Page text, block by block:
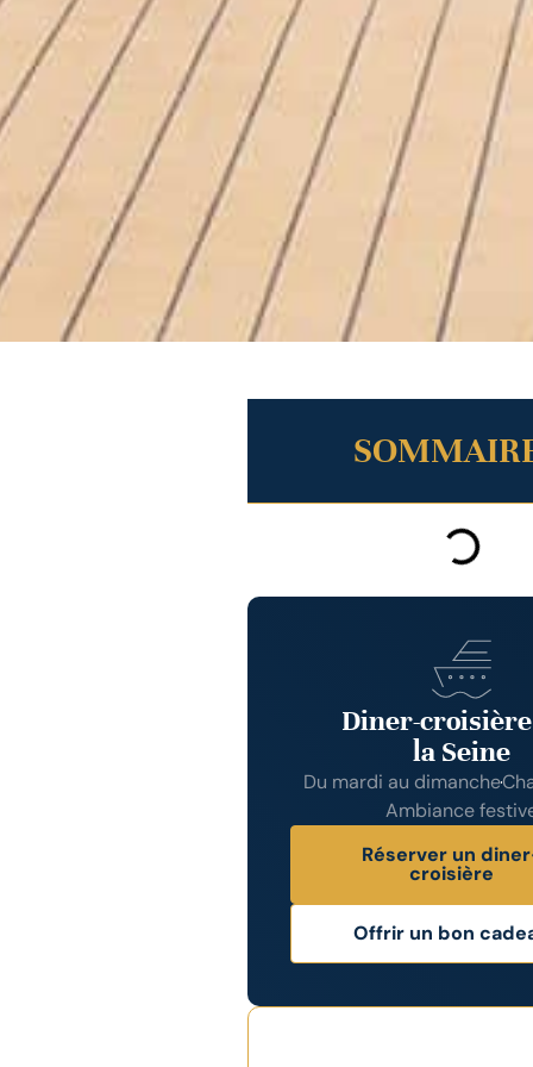
Diner-
la Seine
Du mardi au dimanche
Ambiance
Réserver un
croisière
Offrir un bon